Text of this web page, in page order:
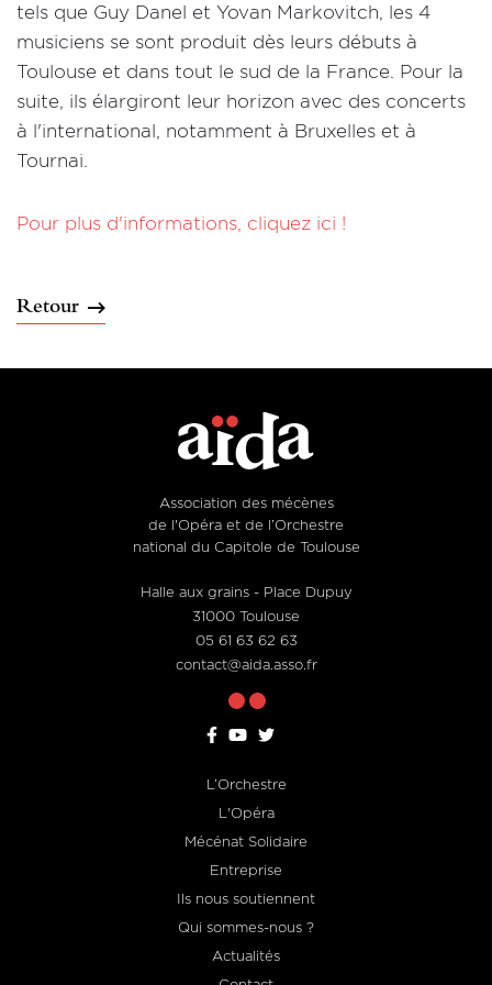
tels que Guy Danel et Yovan Markovitch, les 4
musiciens se sont produit dès leurs débuts à
Toulouse et dans tout le sud de la France. Pour la
suite, ils élargiront leur horizon avec des concerts
à l'international, notamment à Bruxelles et à
Tournai.
Pour plus d'informations, cliquez ici !
Retour
Association des mécènes
de l'Opéra et de l’Orchestre
national du Capitole de Toulouse
Halle aux grains - Place Dupuy
31000 Toulouse
05 61 63 62 63
contact@aida.asso.fr
L’Orchestre
L'Opéra
Mécénat Solidaire
Entreprise
Ils nous soutiennent
Qui sommes-nous ?
Actualités